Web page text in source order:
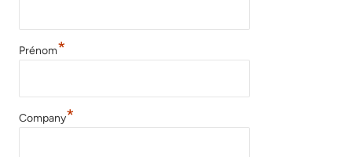
Prénom*
Company*